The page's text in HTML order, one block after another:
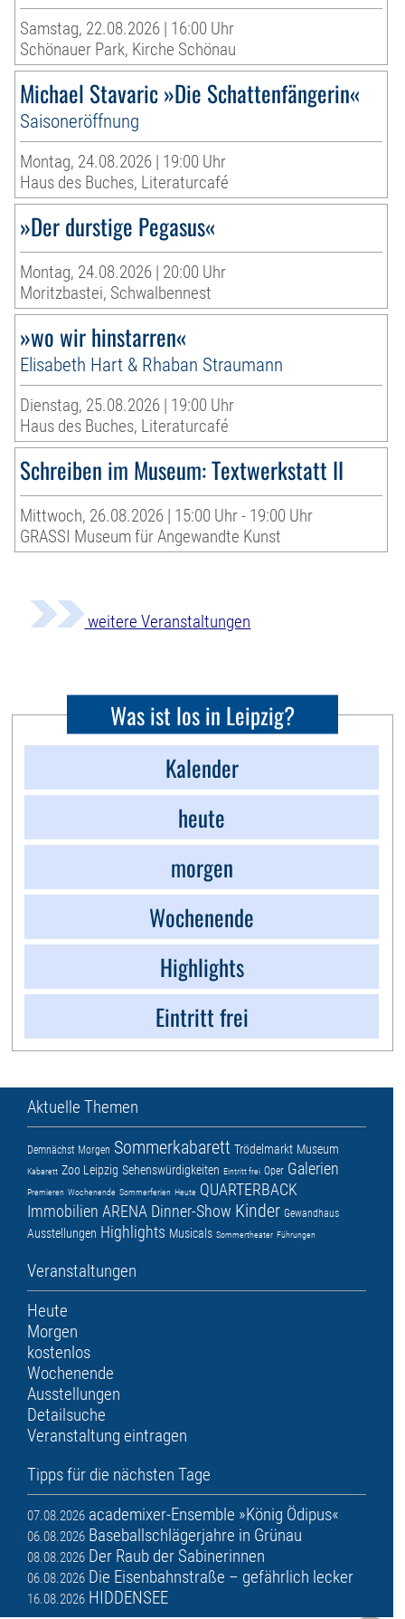
Samstag, 22.08.2026 | 16:00 Uhr
Schönauer Park, Kirche Schönau
Michael Stavaric »Die Schattenfängerin«
Saisoneröffnung
Montag, 24.08.2026 | 19:00 Uhr
Haus des Buches, Literaturcafé
»Der durstige Pegasus«
Montag, 24.08.2026 | 20:00 Uhr
Moritzbastei, Schwalbennest
»wo wir hinstarren«
Elisabeth Hart & Rhaban Straumann
Dienstag, 25.08.2026 | 19:00 Uhr
Haus des Buches, Literaturcafé
Schreiben im Museum: Textwerkstatt II
Mittwoch, 26.08.2026 | 15:00 Uhr - 19:00 Uhr
GRASSI Museum für Angewandte Kunst
weitere Veranstaltungen
Was ist los in Leipzig?
Kalender
heute
morgen
Wochenende
Highlights
Eintritt frei
Aktuelle Themen
Demnächst Morgen Sommerkabarett Trödelmarkt Museum
Kabarett Zoo Leipzig Sehenswürdigkeiten Eintritt frei Oper Galerien
Premieren Wochenende Sommerferien Heute QUARTERBACK
Immobilien ARENA Dinner-Show Kinder Gewandhaus
Ausstellungen Highlights Musicals Sommertheater Führungen
Veranstaltungen
Heute
Morgen
kostenlos
Wochenende
Ausstellungen
Detailsuche
Veranstaltung eintragen
Tipps für die nächsten Tage
07.08.2026 academixer-Ensemble »König Ödipus«
06.08.2026 Baseballschlägerjahre in Grünau
08.08.2026 Der Raub der Sabinerinnen
06.08.2026 Die Eisenbahnstraße – gefährlich lecker
16.08.2026 HIDDENSEE